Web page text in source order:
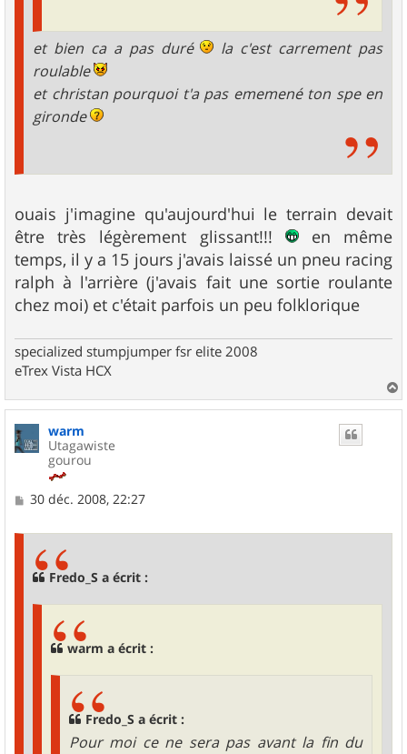
et bien ca a pas duré
la c'est carrement pas
roulable
et christan pourquoi t'a pas ememené ton spe en
gironde
ouais j'imagine qu'aujourd'hui le terrain devait
être très légèrement glissant!!!
en même
temps, il y a 15 jours j'avais laissé un pneu racing
ralph à l'arrière (j'avais fait une sortie roulante
chez moi) et c'était parfois un peu folklorique
specialized stumpjumper fsr elite 2008
eTrex Vista HCX
a
warm
Utagawiste
gourou
M
30 déc. 2008, 22:27
Fredo_S a écrit :
warm a écrit :
Fredo_S a écrit :
Pour moi ce ne sera pas avant la fin du